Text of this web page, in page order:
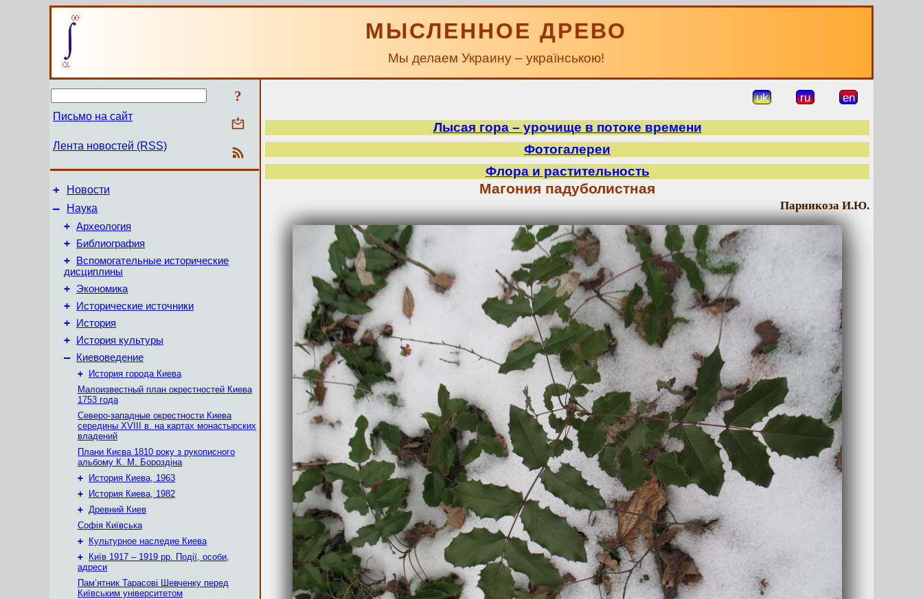
МЫСЛЕННОЕ ДРЕВО
Мы делаем Украину – українською!
?
Письмо на сайт
Лента новостей (RSS)
+ Новости
–
Наука
+ Археология
+ Библиография
+
Вспомогательные исторические
дисциплины
+ Экономика
+ Исторические источники
+ История
+ История культуры
– Киевоведение
+
История города Киева
Малоизвестный план окрестностей Киева
1753 года
Северо-западные окрестности Киева
середины XVIII в. на картах монастырских
владений
Плани Києва 1810 року з рукописного
альбому К. М. Бороздіна
+
История Киева, 1963
+
История Киева, 1982
+ Древний Киев
Софія Київська
+
Культурное наследие Киева
+
Київ 1917 – 1919 рр. Події, особи,
адреси
Пам’ятник Тарасові Шевченку перед
Київським університетом
uk ru en
Лысая гора – урочище в потоке времени
Фотогалереи
Флора и растительность
Магония падуболистная
Парникоза И.Ю.